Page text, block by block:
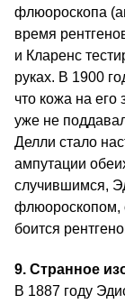
флюороскопа
время
и Кларенс
руках. В 1900
что кожа на его
уже не
Делли стало
ампутации
случившимся,
флюороскопом,
боится
9. Странное
В 1887 году